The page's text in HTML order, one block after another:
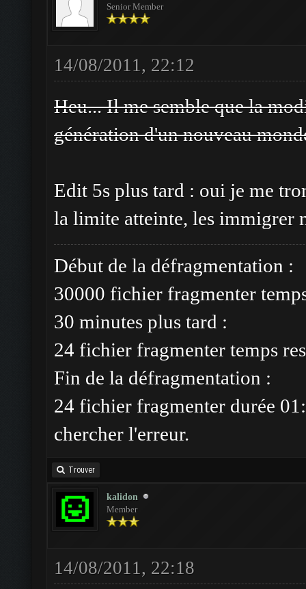
Senior Member
14/08/2011, 22:12
Heu... Il me semble que la
génération d'un nouveau
Edit 5s plus tard : oui je me
la limite atteinte, les immigrer
Début de la défragmentation :
30000 fichier fragmenter
30 minutes plus tard :
24 fichier fragmenter temps
Fin de la défragmentation :
24 fichier fragmenter durée
chercher l'erreur.
Trouver
kalidon
Member
14/08/2011, 22:18